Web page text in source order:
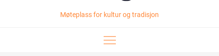
Møteplass for kultur og tradisjon